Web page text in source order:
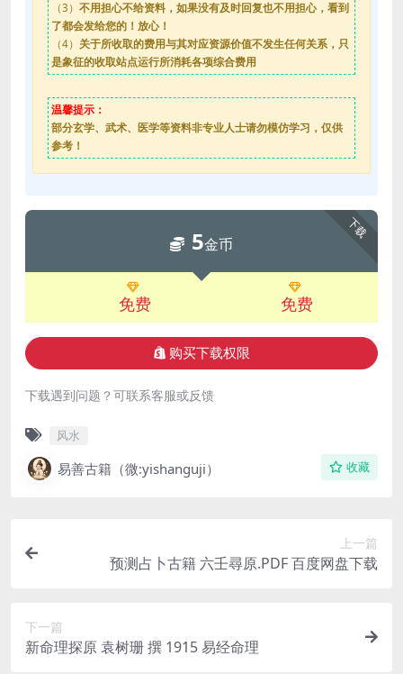
（3） 不用担心不给资料，如果没有及时回复也不用担心，看到
了都会发给您的！放心！
（4） 关于所收取的费用与其对应资源价值不发生任何关系，只
是象征的收取站点运行所消耗各项综合费用
温馨提示：
部分玄学、武术、医学等资料非专业人士请勿模仿学习，仅供
参考！
下载
5金币
免费 免费
购买下载权限
下载遇到问题？可联系客服或反馈
风水
易善古籍（微:yishanguji） 收藏
上一篇
预测占卜古籍 六壬尋原.PDF 百度网盘下载
下一篇
新命理探原 袁树珊 撰 1915 易经命理